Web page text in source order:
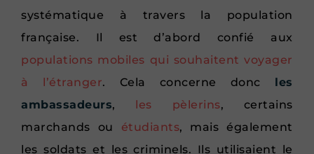
systématique à travers la population
française. Il est d’abord confié aux
populations mobiles qui souhaitent voyager
à l’étranger. Cela concerne donc les
ambassadeurs, les pèlerins, certains
marchands ou étudiants, mais également
les soldats et les criminels. Ils utilisaient le